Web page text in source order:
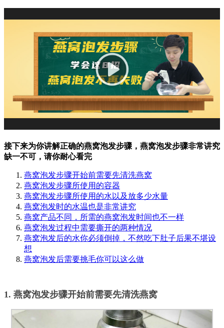
接下来为你讲解正确的燕窝泡发步骤，燕窝泡发步骤非常讲究
缺一不可，请你耐心看完
燕窝泡发步骤开始前需要先清洗燕窝
燕窝泡发步骤所使用的容器
燕窝泡发步骤所使用的水以及放多少水量
燕窝泡发时的水温也是非常讲究
燕窝产品不同，所需的燕窝泡发时间也不一样
燕窝泡发过程中需要撕开的两种情况
燕窝泡发后的水你必须倒掉，不然吃下肚子后果不堪设
想
燕窝泡发后需要挑毛你可以这么做
1. 燕窝泡发步骤开始前需要先清洗燕窝